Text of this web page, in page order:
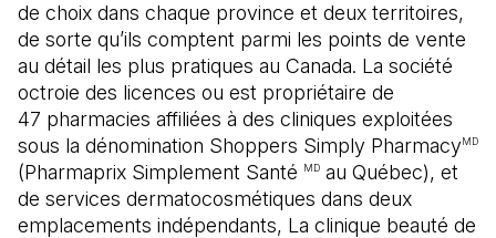
de choix dans chaque province et deux territoires,
de sorte qu’ils comptent parmi les points de vente
au détail les plus pratiques au Canada. La société
octroie des licences ou est propriétaire de
47 pharmacies affiliées à des cliniques exploitées
sous la dénomination Shoppers Simply PharmacyMD
(Pharmaprix Simplement Santé MD au Québec), et
de services dermatocosmétiques dans deux
emplacements indépendants, La clinique beauté de